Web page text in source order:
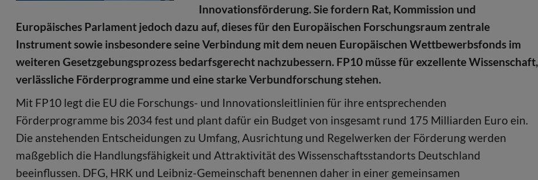
Innovationsförderung. Sie fordern Rat, Kommission und
Europäisches Parlament jedoch dazu auf, dieses für den Europäischen Forschungsraum zentrale
Instrument sowie insbesondere seine Verbindung mit dem neuen Europäischen Wettbewerbsfonds im
weiteren Gesetzgebungsprozess bedarfsgerecht nachzubessern. FP10 müsse für exzellente Wissenschaft,
verlässliche Förderprogramme und eine starke Verbundforschung stehen.
Mit FP10 legt die EU die Forschungs- und Innovationsleitlinien für ihre entsprechenden
Förderprogramme bis 2034 fest und plant dafür ein Budget von insgesamt rund 175 Milliarden Euro ein.
Die anstehenden Entscheidungen zu Umfang, Ausrichtung und Regelwerken der Förderung werden
maßgeblich die Handlungsfähigkeit und Attraktivität des Wissenschaftsstandorts Deutschland
beeinflussen. DFG, HRK und Leibniz-Gemeinschaft benennen daher in einer gemeinsamen